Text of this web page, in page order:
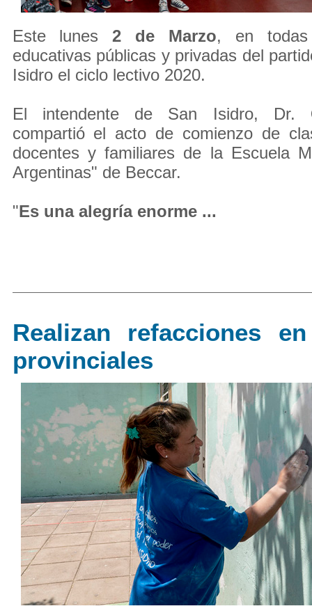
Este lunes 2 de Marzo, en todas
educativas públicas y privadas del
Isidro el ciclo lectivo 2020.
El intendente de San Isidro, Dr.
compartió el acto de comienzo de
docentes y familiares de la Escuela
Argentinas" de Beccar.
"Es una alegría enorme ...
Realizan refacciones
provinciales